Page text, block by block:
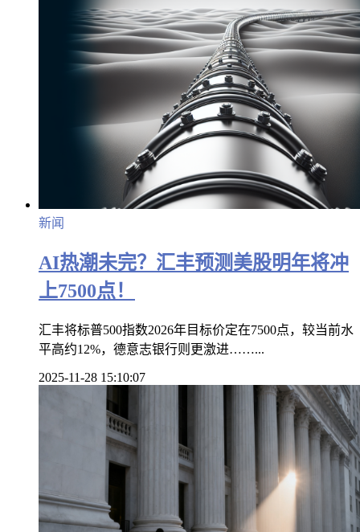
新闻
AI热潮未完？汇丰预测美股明年将冲
上7500点！
汇丰将标普500指数2026年目标价定在7500点，较当前水
平高约12%，德意志银行则更激进……...
2025-11-28 15:10:07